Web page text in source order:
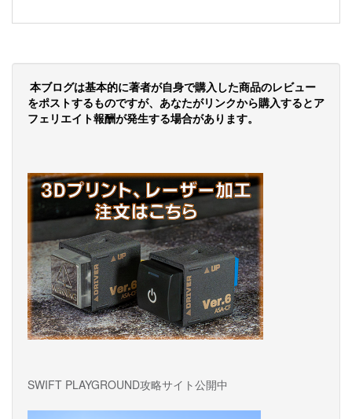
本ブログは基本的に著者が自身で購入した商品のレビュー
をポストするものですが、あなたがリンクから購入するとア
フェリエイト報酬が発生する場合があります。
SWIFT PLAYGROUND攻略サイト公開中